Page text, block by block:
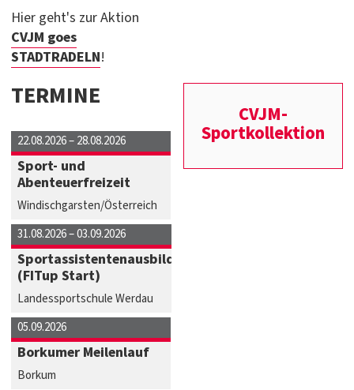
Hier geht's zur Aktion
CVJM goes
STADTRADELN!
TERMINE
22.08.2026 –28.08.2026
Sport- und
Abenteuerfreizeit
Windischgarsten/Österreich
31.08.2026 –03.09.2026
Sportassistentenausbildung
(FITup Start)
Landessportschule Werdau
05.09.2026
Borkumer Meilenlauf
Borkum
CVJM-
Sportkollektion